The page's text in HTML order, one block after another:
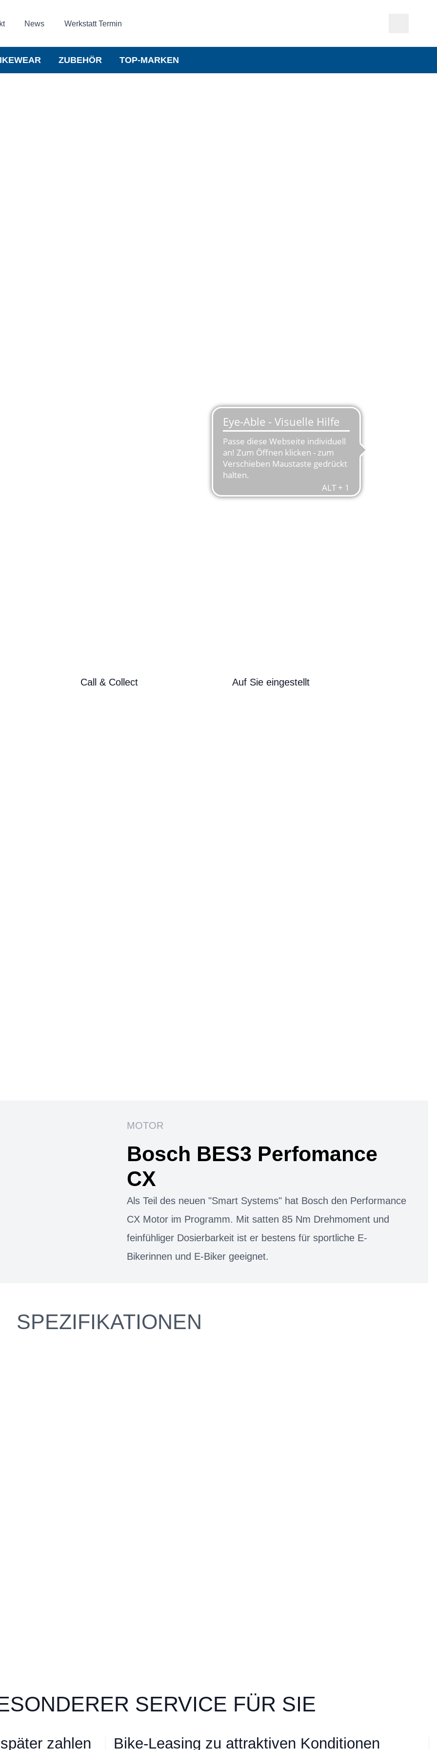
News Werkstatt Termin
ZUBEHÖR TOP-MARKEN
Call & Collect Auf Sie eingestellt
MOTOR
Bosch BES3 Perfomance
CX
Als Teil des neuen "Smart Systems" hat Bosch den Performance
CX Motor im Programm. Mit satten 85 Nm Drehmoment und
feinfühliger Dosierbarkeit ist er bestens für sportliche E-
Bikerinnen und E-Biker geeignet.
SPEZIFIKATIONEN
SERVICE FÜR SIE
zahlen Bike-Leasing zu attraktiven Konditionen